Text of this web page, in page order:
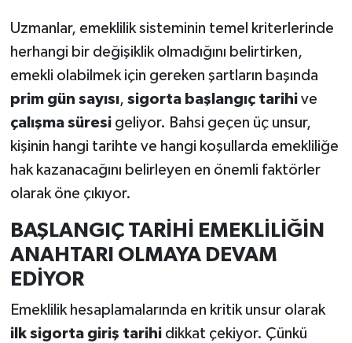
Uzmanlar, emeklilik sisteminin temel kriterlerinde
herhangi bir değişiklik olmadığını belirtirken,
emekli olabilmek için gereken şartların başında
prim gün sayısı, sigorta başlangıç tarihive
çalışma süresigeliyor. Bahsi geçen üç unsur,
kişinin hangi tarihte ve hangi koşullarda emekliliğe
hak kazanacağını belirleyen en önemli faktörler
olarak öne çıkıyor.
BAŞLANGIÇ TARİHİ EMEKLİLİĞİN
ANAHTARI OLMAYA DEVAM
EDİYOR
Emeklilik hesaplamalarında en kritik unsur olarak
ilk sigorta giriş tarihidikkat çekiyor. Çünkü